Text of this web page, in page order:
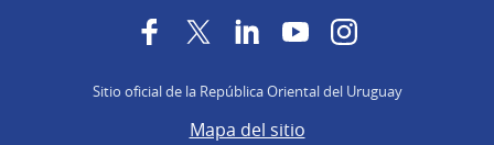
FacebookTwitter LinkedInYouTubeInstagram
Sitio oficial de la República Oriental del Uruguay
Mapa del sitio